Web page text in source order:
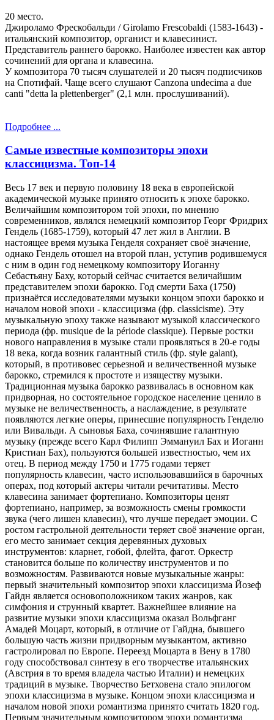
20 место.
Джироламо Фрескобальди / Girolamo Frescobaldi (1583-1643) -
итальянский композитор, органист и клавесинист.
Представитель раннего барокко. Наиболее известен как автор
сочинений для органа и клавесина.
У композитора 70 тысяч слушателей и 20 тысяч подписчиков
на Спотифай. Чаще всего слушают Canzona undecima a due
canti "detta la plettenberger" (2,1 млн. прослушиваний).
Подробнее ...
Самые известные композиторы эпохи
классицизма. Топ-14
Весь 17 век и первую половину 18 века в европейской
академической музыке принято относить к эпохе барокко.
Величайшим композитором той эпохи, по мнению
современников, являлся немецкий композитор Георг Фридрих
Гендель (1685-1759), который 47 лет жил в Англии. В
настоящее время музыка Генделя сохраняет своё значение,
однако Гендель отошел на второй план, уступив родившемуся
с ним в один год немецкому композитору Иоганну
Себастьяну Баху, который сейчас считается величайшим
представителем эпохи барокко. Год смерти Баха (1750)
признаётся исследователями музыки концом эпохи барокко и
началом новой эпохи - классицизма (фр. classicisme). Эту
музыкальную эпоху также называют музыкой классического
периода (фр. musique de la période classique). Первые ростки
нового направления в музыке стали проявляться в 20-е годы
18 века, когда возник галантный стиль (фр. style galant),
который, в противовес серьезной и величественной музыке
барокко, стремился к простоте и изяществу музыки.
Традиционная музыка барокко развивалась в основном как
придворная, но состоятельное городское население ценило в
музыке не величественность, а наслаждение, в результате
появляются легкие оперы, принесшие популярность Генделю
или Вивальди. А сыновья Баха, сочинявшие галантную
музыку (прежде всего Карл Филипп Эммануил Бах и Иоганн
Кристиан Бах), пользуются большей известностью, чем их
отец. В период между 1750 и 1775 годами теряет
популярность клавесин, часто использовавшийся в барочных
операх, под который актеры читали речитативы. Место
клавесина занимает фортепиано. Композиторы ценят
фортепиано, например, за возможность смены громкости
звука (чего лишен клавесин), что лучше передает эмоции. С
ростом гастрольной деятельности теряет своё значение орган,
его место занимает секция деревянных духовых
инструментов: кларнет, гобой, флейта, фагот. Оркестр
становится больше по количеству инструментов и по
возможностям. Развиваются новые музыкальные жанры:
первый значительный композитор эпохи классицизма Йозеф
Гайдн является основоположником таких жанров, как
симфония и струнный квартет. Важнейшее влияние на
развитие музыки эпохи классицизма оказал Вольфганг
Амадей Моцарт, который, в отличие от Гайдна, бывшего
большую часть жизни придворным музыкантом, активно
гастролировал по Европе. Переезд Моцарта в Вену в 1780
году способствовал синтезу в его творчестве итальянских
(Австрия в то время владела частью Италии) и немецких
традиций в музыке. Творчество Бетховена стало эпилогом
эпохи классицизма в музыке. Концом эпохи классицизма и
началом новой эпохи романтизма принято считать 1820 год.
Первым значительным композитором эпохи романтизма